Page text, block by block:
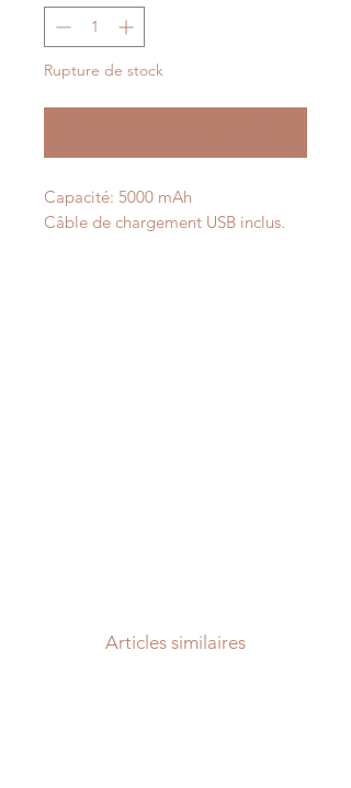
Rupture de stock
Capacité: 5000 mAh
Câble de chargement USB inclus.
Articles similaires